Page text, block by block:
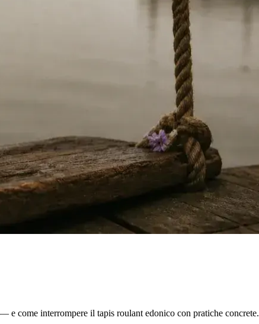
e come interrompere il tapis roulant edonico con pratiche concrete.